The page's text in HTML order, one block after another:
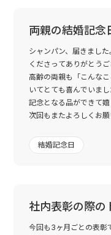
両親の結婚記念
シャンパン、届きまし
くださってありがとうご
高齢の両親も「こんな
いてとても喜んでいまし
記念となる品ができて嬉
次回もまたよろしくお願
結婚記念日
社内表彰の際の
今回も3ヶ月ごとの表彰